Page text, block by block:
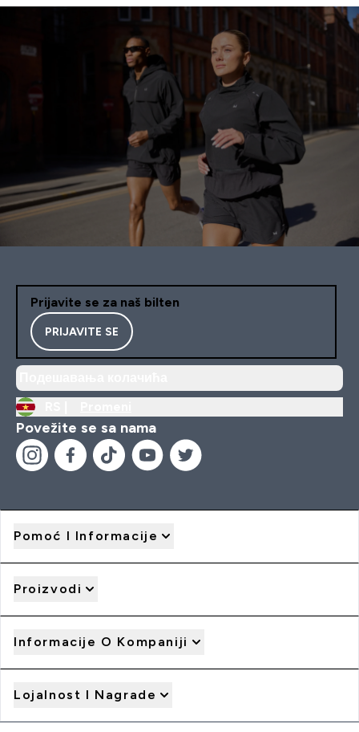
Prijavite se za naš bilten
PRIJAVITE SE
Povežite se sa nama
Pomoć I Informacije
Proizvodi
Informacije O Kompaniji
Lojalnost I Nagrade